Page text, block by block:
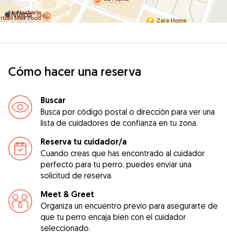
Cómo hacer una reserva
Buscar
Busca por código postal o dirección para ver una
lista de cuidadores de confianza en tu zona.
Reserva tu cuidador/a
Cuando creas que has encontrado al cuidador
perfecto para tu perro, puedes enviar una
solicitud de reserva.
Meet & Greet
Organiza un encuentro previo para asegurarte de
que tu perro encaja bien con el cuidador
seleccionado.